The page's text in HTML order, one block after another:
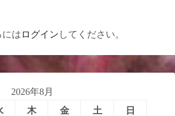
には ログイン してください。
2026年8月
木 金 土 日